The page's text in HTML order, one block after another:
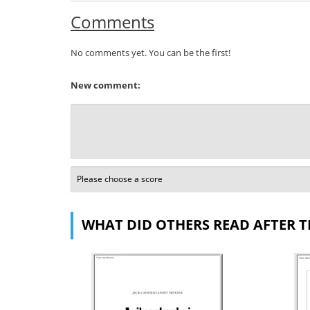
Comments
No comments yet. You can be the first!
New comment:
WHAT DID OTHERS READ AFTER